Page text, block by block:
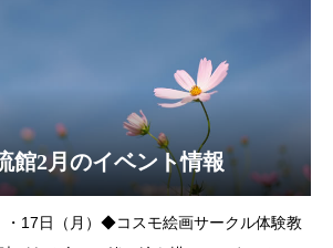
館2月のイベント情報
・17日（月）◆コスモ絵画サークル体験教